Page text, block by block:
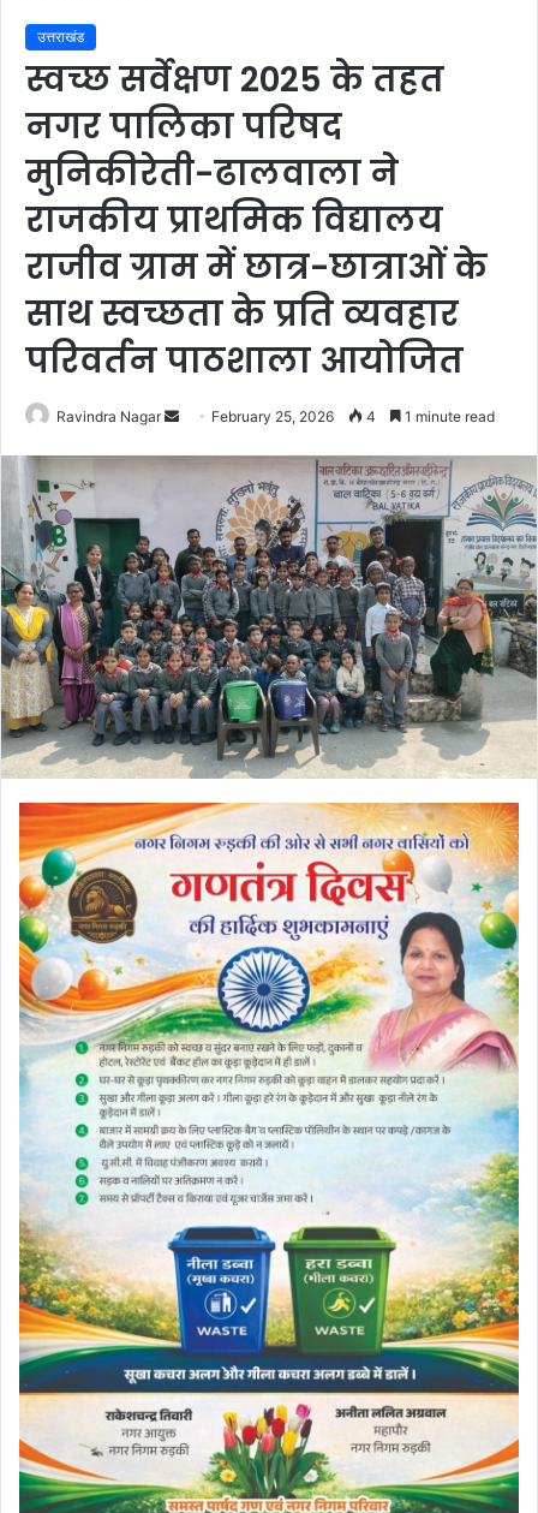
उत्तराखंड
स्वच्छ सर्वेक्षण 2025 के तहत
नगर पालिका परिषद
मुनिकीरेती-ढालवाला ने
राजकीय प्राथमिक विद्यालय
राजीव ग्राम में छात्र-छात्राओं के
साथ स्वच्छता के प्रति व्यवहार
परिवर्तन पाठशाला आयोजित
Ravindra Nagar
Send
email
February 25, 2026 4 1 minute read